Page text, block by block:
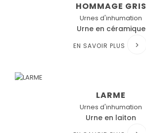
HOMMAGE GRIS
Urnes d'inhumation
Urne en céramique
EN SAVOIR PLUS
LARME
Urnes d'inhumation
Urne en laiton